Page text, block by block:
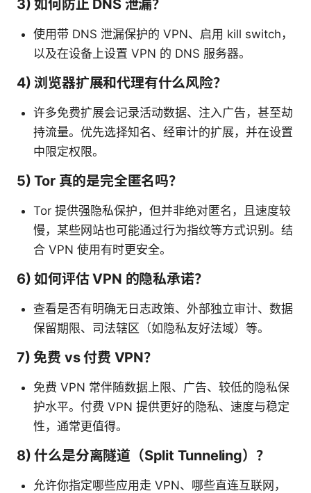
3) 如何防止 DNS 泄漏？
使用带 DNS 泄漏保护的 VPN、启用 kill switch，
以及在设备上设置 VPN 的 DNS 服务器。
4) 浏览器扩展和代理有什么风险？
许多免费扩展会记录活动数据、注入广告，甚至劫
持流量。优先选择知名、经审计的扩展，并在设置
中限定权限。
5) Tor 真的是完全匿名吗？
Tor 提供强隐私保护，但并非绝对匿名，且速度较
慢，某些网站也可能通过行为指纹等方式识别。结
合 VPN 使用有时更安全。
6) 如何评估 VPN 的隐私承诺？
查看是否有明确无日志政策、外部独立审计、数据
保留期限、司法辖区（如隐私友好法域）等。
7) 免费 vs 付费 VPN？
免费 VPN 常伴随数据上限、广告、较低的隐私保
护水平。付费 VPN 提供更好的隐私、速度与稳定
性，通常更值得。
8) 什么是分离隧道（Split Tunneling）？
允许你指定哪些应用走 VPN、哪些直连互联网，